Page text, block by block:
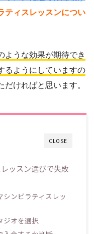
ティスレッスンについ
ような効果が期待でき
るようにしていますの
ければと思います。
CLOSE
ッスン選びで失敗
シンピラティスレッ
ジオを選択